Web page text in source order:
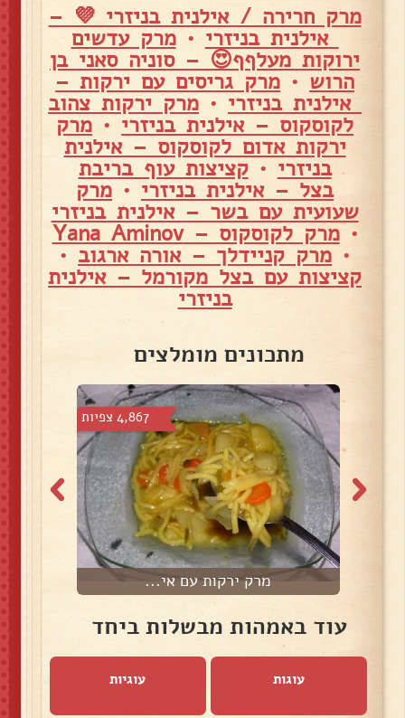
מרק חרירה / אילנית בניזרי 💜 –
אילנית בניזרי •מרק עדשים
ירוקות מעלףף😍 – סוניה סאני בן
הרוש • מרק גריסים עם ירקות –
אילנית בניזרי • מרק ירקות צהוב
לקוסקוס – אילנית בניזרי • מרק
ירקות אדום לקוסקוס – אילנית
בניזרי •קציצות עוף בריבת
בצל – אילנית בניזרי • מרק
שעועית עם בשר – אילנית בניזרי
•מרק לקוסקוס – Yana Aminov
• מרק קניידלך – אורה ארגוב •
קציצות עם בצל מקורמל – אילנית
בניזרי
מתכונים מומלצים
4,867 צפיות
מרק ירקות עם אי...
עוד באמהות מבשלות ביחד
עוגות עוגיות